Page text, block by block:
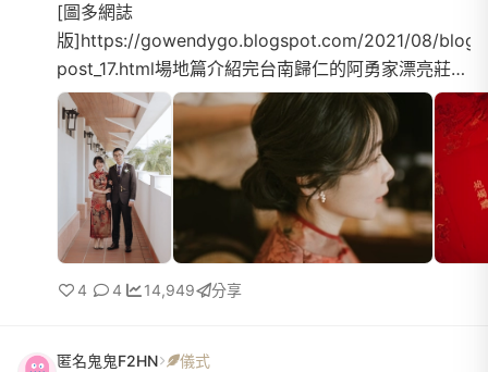
[圖多網誌
版]https://gowendygo.blogspot.com/2021/08/blog-
post_17.html場地篇介紹完台南歸仁的阿勇家漂亮莊
園，接下來就是婚禮實況啦！2021 年 4 月 24 日，訂
結家宴僅此一場只邀請雙方至親好友，共十桌約百人
左右...
4 4 14,949 分享
匿名鬼鬼F2HN 儀式